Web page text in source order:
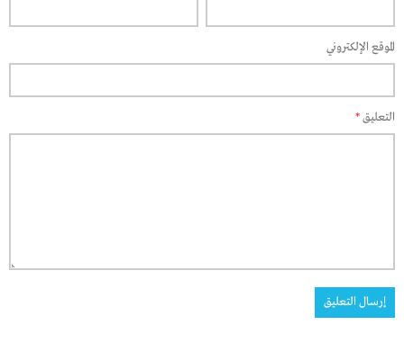
الموقع الإلكتروني
التعليق*